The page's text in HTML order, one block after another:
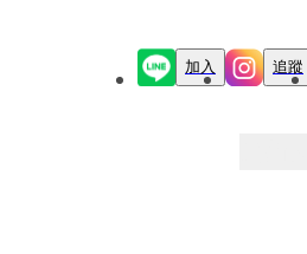
加入 追蹤